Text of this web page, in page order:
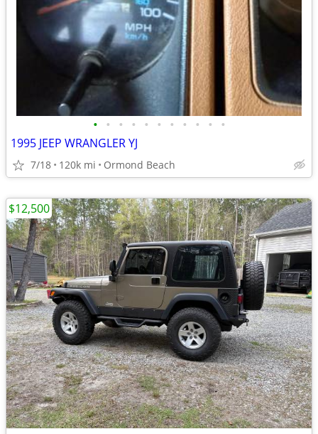
• • • • • • • • • • •
1995 JEEP WRANGLER YJ
7/18 120k mi Ormond Beach
$12,500